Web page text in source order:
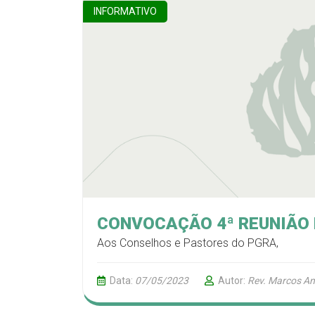
INFORMATIVO
CONVOCAÇÃO 4ª
Aos Conselhos e Pastores do PGRA,
Data: 07/05/2023 Autor: Rev. Marcos